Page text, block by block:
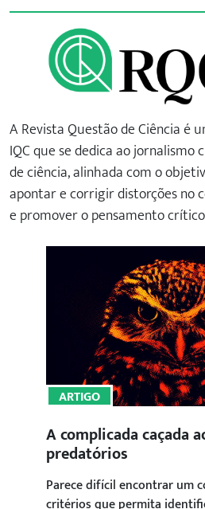
A Revista Questão de Ciência é
IQC que se dedica ao
de ciência, alinhada com o
apontar e corrigir distorções no
e promover o pensamento
ARTIGO
A complicada caçada
predatórios
Parece difícil encontrar um
critérios que permita